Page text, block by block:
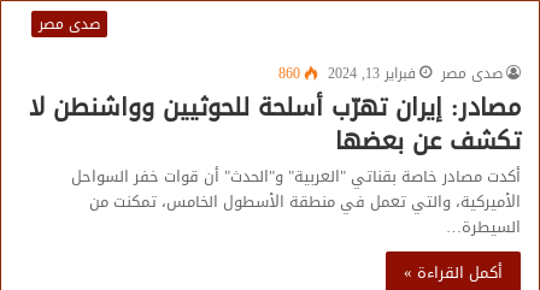
صدى مصر
صدى مصر
فبراير 13, 2024 860
مصادر: إيران تهرّب أسلحة للحوثيين وواشنطن لا
تكشف عن بعضها
أكدت مصادر خاصة بقناتي "العربية" و"الحدث" أن قوات خفر السواحل
الأميركية، والتي تعمل في منطقة الأسطول الخامس، تمكنت من
السيطرة…
أكمل القراءة »